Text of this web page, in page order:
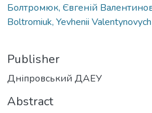
Болтромюк, Євгеній
Boltromiuk, Yevhenii Valentynovych
Publisher
Дніпровський ДАЕУ
Abstract